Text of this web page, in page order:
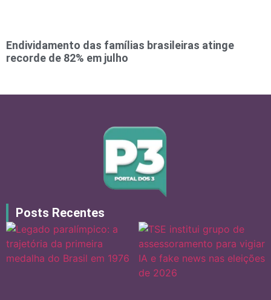
Endividamento das famílias brasileiras atinge
recorde de 82% em julho
Posts Recentes